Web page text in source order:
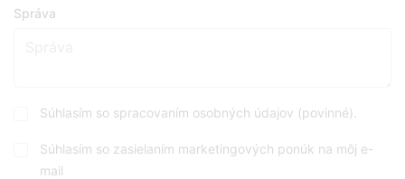
Správa
VOP*
Súhlasím so spracovaním osobných údajov (povinné).
Marketing
Súhlasím so zasielaním marketingových ponúk na môj e-
mail